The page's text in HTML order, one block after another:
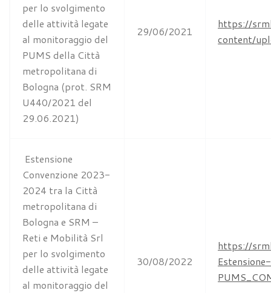
per lo svolgimento
delle attività legate
al monitoraggio del
PUMS della Città
metropolitana di
Bologna (prot. SRM
U440/2021 del
29.06.2021)
29/06/2021
https://
content/
Estensione
Convenzione 2023-
2024 tra la Città
metropolitana di
Bologna e SRM –
Reti e Mobilità Srl
per lo svolgimento
delle attività legate
al monitoraggio del
30/08/2022
https://